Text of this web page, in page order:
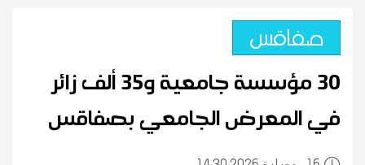
صفاقس
30 مؤسسة جامعية و35 ألف زائر
في المعرض الجامعي بصفاقس